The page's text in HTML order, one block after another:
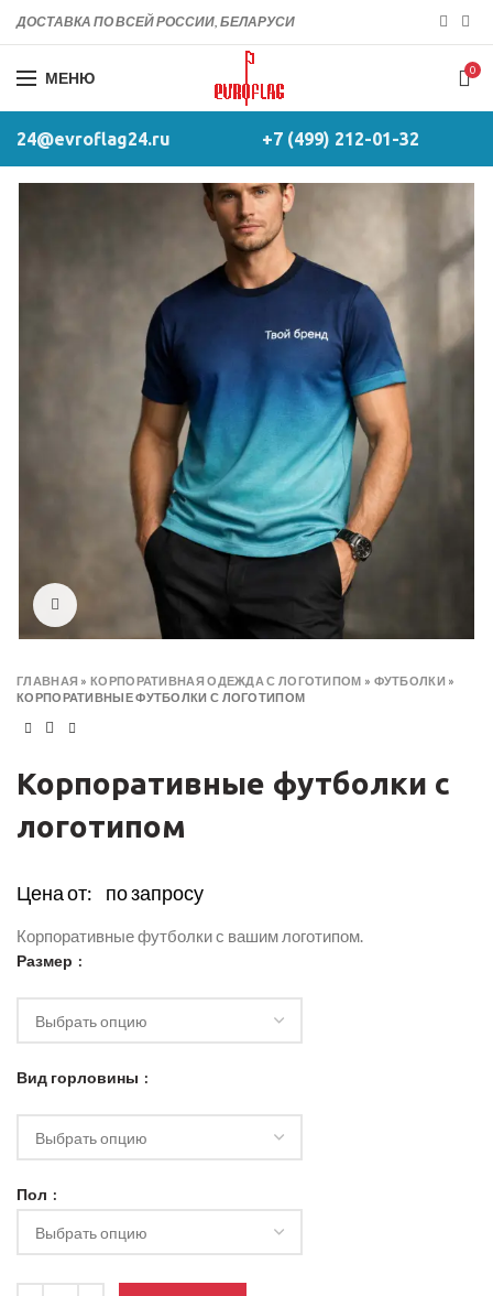
ДОСТАВКА ПО ВСЕЙ РОССИИ, БЕЛАРУСИ
МЕНЮ 0
24@evroflag24.ru +7 (499) 212-01-32
Click to enlarge
ГЛАВНАЯ »КОРПОРАТИВНАЯ ОДЕЖДА С ЛОГОТИПОМ » ФУТБОЛКИ »
КОРПОРАТИВНЫЕ ФУТБОЛКИ С ЛОГОТИПОМ
Корпоративные футболки с
логотипом
Цена от: по запросу
Корпоративные футболки с вашим логотипом.
Размер
Вид горловины
Пол